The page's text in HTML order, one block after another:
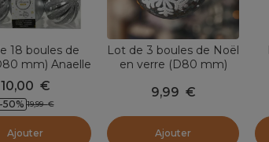
18 boules de
mm) Anaelle
Argent
10,00 €
-50% 19,99 €
Ajouter
Lot de 3 boules de Noël
en verre (D80 mm)
Argent
9,99 €
Ajouter